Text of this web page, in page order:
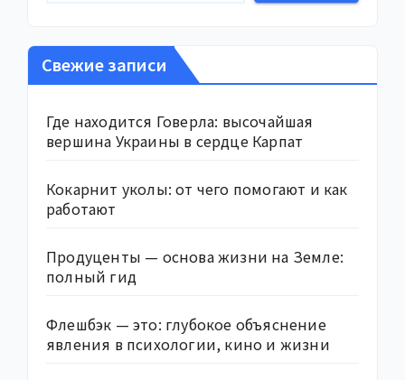
Свежие записи
Где находится Говерла: высочайшая
вершина Украины в сердце Карпат
Кокарнит уколы: от чего помогают и как
работают
Продуценты — основа жизни на Земле:
полный гид
Флешбэк — это: глубокое объяснение
явления в психологии, кино и жизни